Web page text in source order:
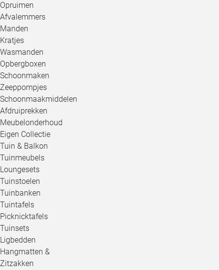
Opruimen
Afvalemmers
Manden
Kratjes
Wasmanden
Opbergboxen
Schoonmaken
Zeeppompjes
Schoonmaakmiddelen
Afdruiprekken
Meubelonderhoud
Eigen Collectie
Tuin & Balkon
Tuinmeubels
Loungesets
Tuinstoelen
Tuinbanken
Tuintafels
Picknicktafels
Tuinsets
Ligbedden
Hangmatten &
Zitzakken